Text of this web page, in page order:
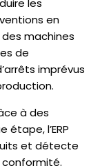
les
en
machines
de
imprévus
à des
l’ERP
et détecte
conformité.